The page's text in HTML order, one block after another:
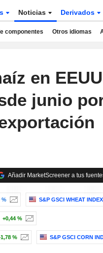
Noticias Derivados
componentes Otros idiomas
en
junio
Añadir MarketScreener a tus
% S&P GSCI WHEAT INDEX
+0,44 %
% S&P GSCI CORN